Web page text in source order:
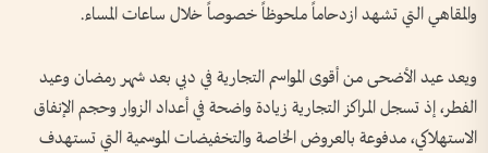
والمقاهي التي تشهد ازدحاماً ملحوظاً خصوصاً خلال ساعات المساء.
ويعد عيد الأضحى من أقوى المواسم التجارية في دبي بعد شهر رمضان وعيد
الفطر، إذ تسجل المراكز التجارية زيادة واضحة في أعداد الزوار وحجم الإنفاق
الاستهلاكي، مدفوعة بالعروض الخاصة والتخفيضات الموسمية التي تستهدف